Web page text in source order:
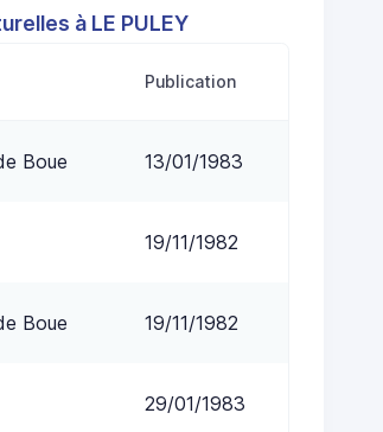
à LE PULEY
Publication
Boue 13/01/1983
19/11/1982
Boue 19/11/1982
29/01/1983